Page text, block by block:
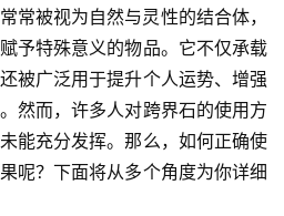
常被视为自然与灵性的结合体，
予特殊意义的物品。它不仅承载
被广泛用于提升个人运势、增强
然而，许多人对跨界石的使用方
能充分发挥。那么，如何正确使
呢？下面将从多个角度为你详细